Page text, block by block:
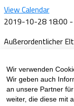
View Calendar
2019-10-28 18:00
Außerordentlicher
Wo: Vereinshaus
Related Topics
Wir verwenden
Wir geben auch
an unsere Partner
weiter, die diese mit